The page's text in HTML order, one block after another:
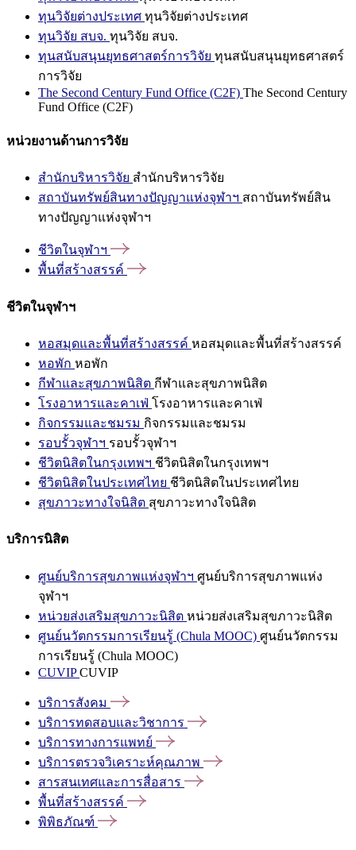
ทุนวิจัยต่างประเทศ ทุนวิจัยต่างประเทศ
ทุนวิจัย สบจ. ทุนวิจัย สบจ.
ทุนสนับสนุนยุทธศาสตร์การวิจัย ทุนสนับสนุนยุทธศาสตร์
การวิจัย
The Second Century Fund Office (C2F) The Second Century
Fund Office (C2F)
หน่วยงานด้านการวิจัย
สำนักบริหารวิจัย สำนักบริหารวิจัย
สถาบันทรัพย์สินทางปัญญาแห่งจุฬาฯ สถาบันทรัพย์สิน
ทางปัญญาแห่งจุฬาฯ
ชีวิตในจุฬาฯ
พื้นที่สร้างสรรค์
ชีวิตในจุฬาฯ
หอสมุดและพื้นที่สร้างสรรค์ หอสมุดและพื้นที่สร้างสรรค์
หอพัก หอพัก
กีฬาและสุขภาพนิสิต กีฬาและสุขภาพนิสิต
โรงอาหารและคาเฟ่ โรงอาหารและคาเฟ่
กิจกรรมและชมรม กิจกรรมและชมรม
รอบรั้วจุฬาฯ รอบรั้วจุฬาฯ
ชีวิตนิสิตในกรุงเทพฯ ชีวิตนิสิตในกรุงเทพฯ
ชีวิตนิสิตในประเทศไทย ชีวิตนิสิตในประเทศไทย
สุขภาวะทางใจนิสิต สุขภาวะทางใจนิสิต
บริการนิสิต
ศูนย์บริการสุขภาพแห่งจุฬาฯ ศูนย์บริการสุขภาพแห่ง
จุฬาฯ
หน่วยส่งเสริมสุขภาวะนิสิต หน่วยส่งเสริมสุขภาวะนิสิต
ศูนย์นวัตกรรมการเรียนรู้ (Chula MOOC) ศูนย์นวัตกรรม
การเรียนรู้ (Chula MOOC)
CUVIPCUVIP
บริการสังคม
บริการทดสอบและวิชาการ
บริการทางการแพทย์
บริการตรวจวิเคราะห์คุณภาพ
สารสนเทศและการสื่อสาร
พื้นที่สร้างสรรค์
พิพิธภัณฑ์